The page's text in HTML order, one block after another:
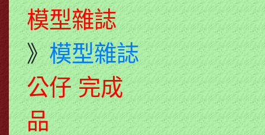
模型雜誌
》模型雜誌
公仔 完成
品